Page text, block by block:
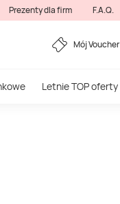
Prezenty dla firm F.A.Q.
Mój Voucher
Letnie TOP oferty